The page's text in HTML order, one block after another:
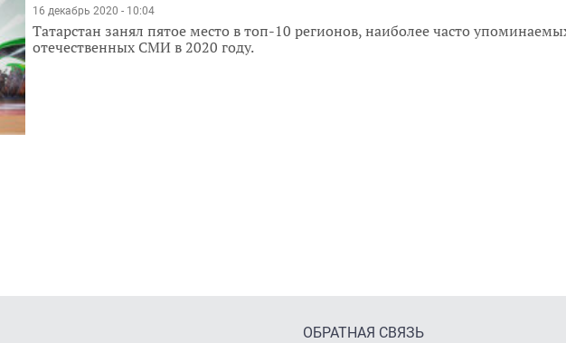
16 декабрь 2020 - 10:04
Татарстан занял пятое место в топ-10 регионов, наиболее часто
отечественных СМИ в 2020 году.
ОБРАТНАЯ СВЯЗЬ